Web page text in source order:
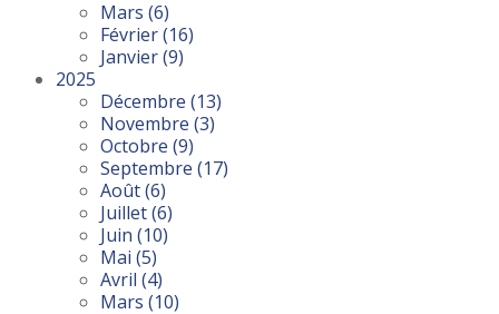
Mars (6)
Février(16)
Janvier(9)
2025
Décembre (13)
Novembre (3)
Octobre (9)
Septembre (17)
Août(6)
Juillet(6)
Juin (10)
Mai (5)
Avril (4)
Mars (10)